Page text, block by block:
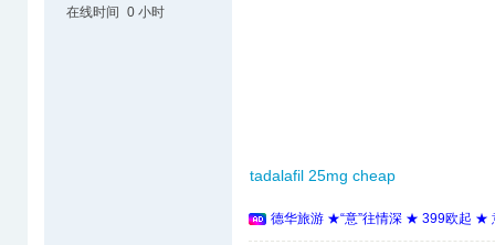
在线时间
0 小时
tadalafil 25mg cheap
德华旅游 ★“意”往情深 ★ 399欧起 ★